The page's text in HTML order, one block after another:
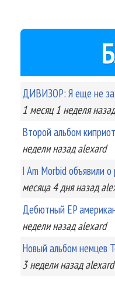
ДИВИЗОР: Я еще не
1 месяц 1 неделяназад
Второй альбом
неделиназад alexard
I Am Morbid объявили
месяца 4 дняназад
Дебютный EP
неделиназад alexard
Новый альбом немцев
3 неделиназад alexard